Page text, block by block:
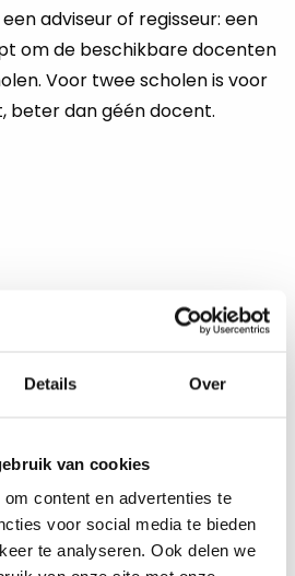
Details Over
van cookies
content en advertenties te
voor social media te bieden
te analyseren. Ook delen we
ad­vi­seur of re­gis­seur: een
om de be­schik­ba­re do­cen­ten
Voor twee scho­len is voor
beter dan géén do­cent.
scho­len
scholen